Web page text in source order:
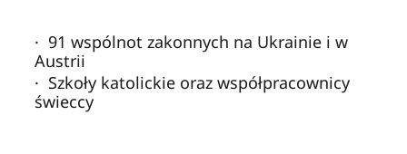
· 91 wspólnot zakonnych na Ukrainie i w
Austrii
· Szkoły katolickie oraz współpracownicy
świeccy